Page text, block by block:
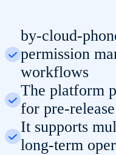
by-cloud-
permission
workflows
The platform
for pre-
It supports
long-term